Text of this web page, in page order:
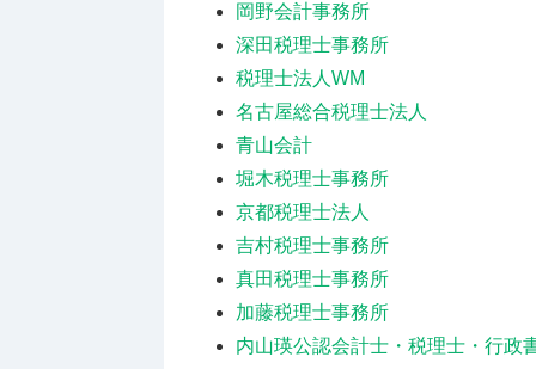
岡野会計事務所
深田税理士事務所
税理士法人WM
名古屋総合税理士法人
青山会計
堀木税理士事務所
京都税理士法人
吉村税理士事務所
真田税理士事務所
加藤税理士事務所
内山瑛公認会計士・税理士・行政